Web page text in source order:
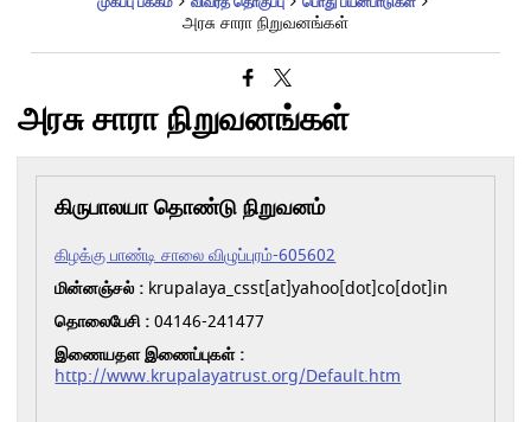
அரசு சாரா நிறுவனங்கள்
அரசு சாரா நிறுவனங்கள்
கிருபாலயா தொண்டு நிறுவனம்
கிழக்கு பாண்டி சாலை விழுப்புரம்-605602
மின்னஞ்சல் : krupalaya_csst[at]yahoo[dot]co[dot]in
தொலைபேசி :04146-241477
இணையதள இணைப்புகள் :
http://www.krupalayatrust.org/Default.htm